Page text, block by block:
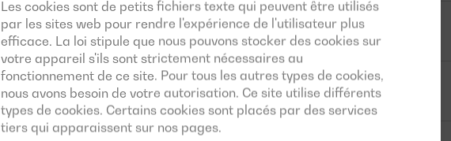
Les cookies sont de petits fichiers texte qui peuvent être utilisés
par les sites web pour rendre l'expérience de l'utilisateur plus
efficace. La loi stipule que nous pouvons stocker des cookies sur
votre appareil s'ils sont strictement nécessaires au
fonctionnement de ce site. Pour tous les autres types de cookies,
nous avons besoin de votre autorisation. Ce site utilise différents
types de cookies. Certains cookies sont placés par des services
tiers qui apparaissent sur nos pages.
Interrupteur
Unité de contrôle